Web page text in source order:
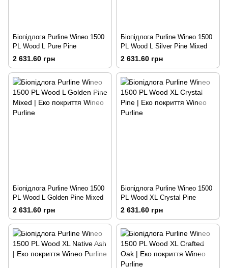
Біопідлога Purline Wineo 1500
PL Wood L Pure Pine
2 631.60 грн
Біопідлога Purline Wineo 1500
PL Wood L Silver Pine Mixed
2 631.60 грн
Біопідлога Purline Wineo 1500
PL Wood L Golden Pine Mixed
2 631.60 грн
Біопідлога Purline Wineo 1500
PL Wood XL Crystal Pine
2 631.60 грн